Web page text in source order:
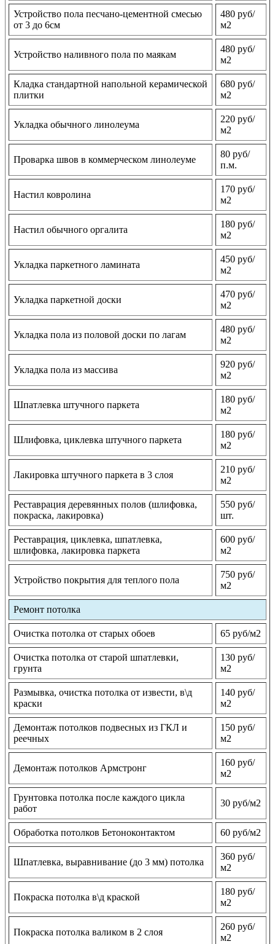
Устройство пола песчано-цементной смесью
от 3 до 6см
480 руб/
м2
Устройство наливного пола по маякам
480 руб/
м2
Кладка стандартной напольной керамической
плитки
680 руб/
м2
Укладка обычного линолеума
220 руб/
м2
Проварка швов в коммерческом линолеуме
80 руб/
п.м.
Настил ковролина
170 руб/
м2
Настил обычного оргалита
180 руб/
м2
Укладка паркетного ламината
450 руб/
м2
Укладка паркетной доски
470 руб/
м2
Укладка пола из половой доски по лагам
480 руб/
м2
Укладка пола из массива
920 руб/
м2
Шпатлевка штучного паркета
180 руб/
м2
Шлифовка, циклевка штучного паркета
180 руб/
м2
Лакировка штучного паркета в 3 слоя
210 руб/
м2
Реставрация деревянных полов (шлифовка,
покраска, лакировка)
550 руб/
шт.
Реставрация, циклевка, шпатлевка,
шлифовка, лакировка паркета
600 руб/
м2
Устройство покрытия для теплого пола
750 руб/
м2
Ремонт потолка
Очистка потолка от старых обоев 65 руб/м2
Очистка потолка от старой шпатлевки,
грунта
130 руб/
м2
Размывка, очистка потолка от извести, в\д
краски
140 руб/
м2
Демонтаж потолков подвесных из ГКЛ и
реечных
150 руб/
м2
Демонтаж потолков Армстронг
160 руб/
м2
Грунтовка потолка после каждого цикла
работ
30 руб/м2
Обработка потолков Бетоноконтактом 60 руб/м2
Шпатлевка, выравнивание (до 3 мм) потолка
360 руб/
м2
Покраска потолка в\д краской
180 руб/
м2
Покраска потолка валиком в 2 слоя
260 руб/
м2